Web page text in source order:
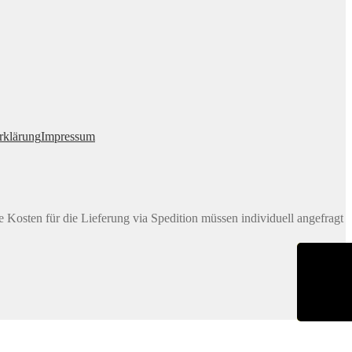
Impressum
für die Lieferung via Spedition müssen individuell angefragt